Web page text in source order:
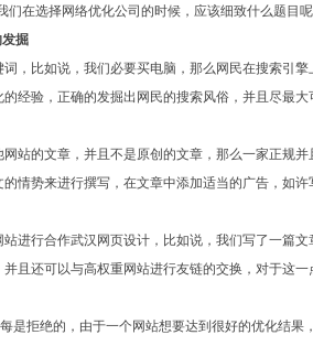
在选择网络优化公司的时候，应该细致什么题目呢
掘
，比如说，我们必要买电脑，那么网民在搜索引
经验，正确的发掘出网民的搜索风俗，并且尽最大
站的文章，并且不是原创的文章，那么一家正规
情势来进行撰写，在文章中添加适当的广告，如许
进行合作武汉网页设计，比如说，我们写了一篇
且还可以与高权重网站进行友链的交换，对于这
是拒绝的，由于一个网站想要达到很好的优化结